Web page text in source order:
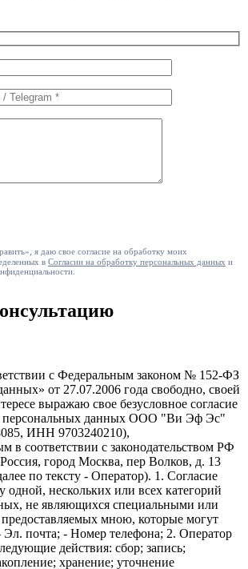
я даю свое согласие на обработку моих
в Согласии на обработку персональных данных и
с Федеральным законом № 152-ФЗ
от 27.07.2006 года свободно, своей
выражаю свое безусловное согласие
персональных данных ООО "Ви Эф Эс"
ИНН 9703240210),
в соответствии с законодательством РФ
город Москва, пер Волков, д. 13
по тексту - Оператор). 1. Согласие
одной, нескольких или всех категорий
не являющихся специальными или
мною, которые могут
почта; - Номер телефона; 2. Оператор
действия: сбор; запись;
хранение; уточнение